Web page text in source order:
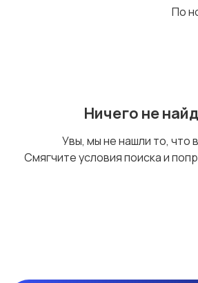
портативное аудио
По
Ничего не
Увы, мы не нашли то, что
Смягчите условия поиска и